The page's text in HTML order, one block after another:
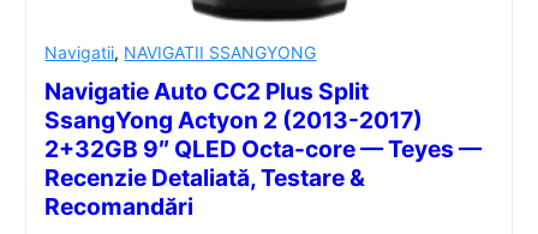
Navigatii, NAVIGATII SSANGYONG
Navigatie Auto CC2 Plus Split
SsangYong Actyon 2 (2013-2017)
2+32GB 9″ QLED Octa-core — Teyes —
Recenzie Detaliată, Testare &
Recomandări